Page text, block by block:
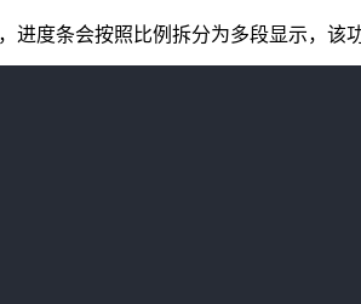
进度条会按照比例拆分为多段显示，该